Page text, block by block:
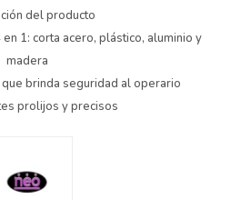
del producto
1: corta acero, plástico, aluminio y
madera
brinda seguridad al operario
prolijos y precisos